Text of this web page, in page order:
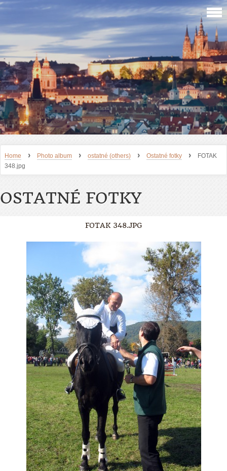
Home › Photo album › ostatné (others) › Ostatné fotky ›
FOTAK
348.jpg
OSTATNÉ FOTKY
FOTAK 348.JPG